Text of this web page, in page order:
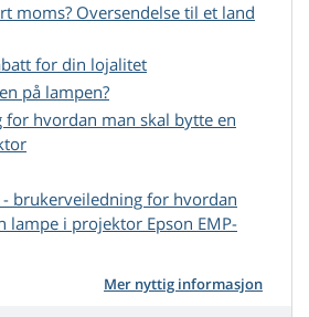
moms? Oversendelse til et land
for din lojalitet
på lampen?
for hvordan man skal bytte en
brukerveiledning for hvordan
lampe i projektor Epson EMP-
Mer nyttig informasjon